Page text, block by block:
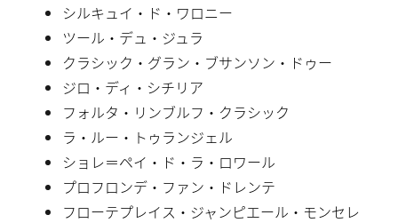
シルキュイ・ド・ワロニー
ツール・デュ・ジュラ
クラシック・グラン・ブサンソン・ドゥー
ジロ・ディ・シチリア
フォルタ・リンブルフ・クラシック
ラ・ルー・トゥランジェル
ショレ＝ペイ・ド・ラ・ロワール
プロフロンデ・ファン・ドレンテ
フローテプレイス・ジャンピエール・モンセレ